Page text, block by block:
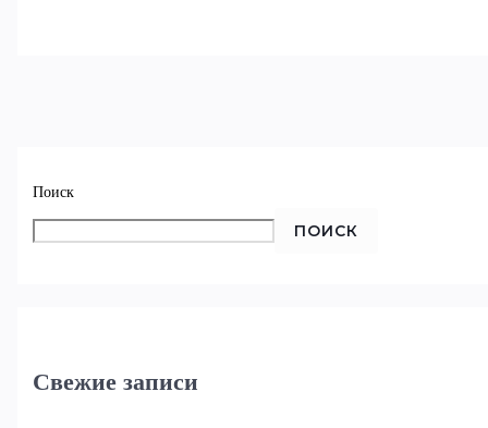
Поиск
ПОИСК
Свежие записи